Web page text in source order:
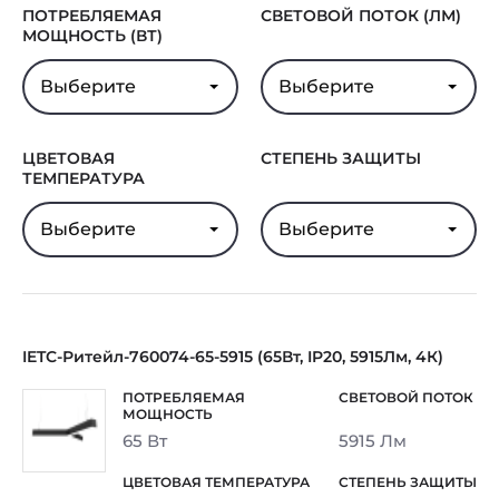
ПОТРЕБЛЯЕМАЯ
МОЩНОСТЬ (ВТ)
Выберите
СВЕТОВОЙ ПОТОК (ЛМ)
Выберите
ЦВЕТОВАЯ
ТЕМПЕРАТУРА
Выберите
СТЕПЕНЬ ЗАЩИТЫ
Выберите
IETC-Ритейл-760074-65-5915 (65Вт, IP20, 5915Лм, 4К)
65 Вт 5915 Лм